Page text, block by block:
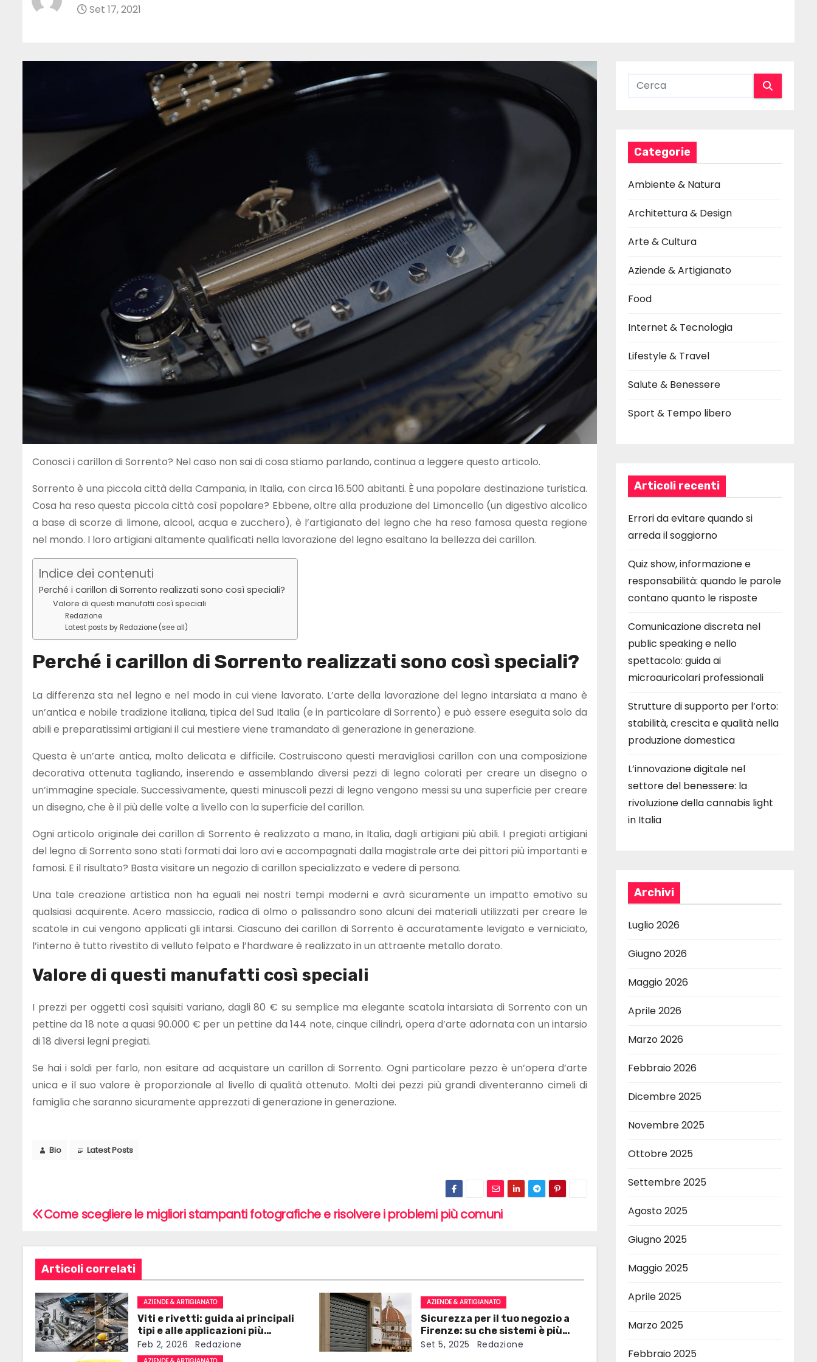
Set 17, 2021
Conosci i carillon di Sorrento? Nel caso non sai di cosa stiamo parlando, continua a leggere questo articolo.
Sorrento è una piccola città della Campania, in Italia, con circa 16.500 abitanti. È una popolare destinazione turistica.
Cosa ha reso questa piccola città così popolare? Ebbene, oltre alla produzione del Limoncello (un digestivo alcolico
a base di scorze di limone, alcool, acqua e zucchero), è l’artigianato del legno che ha reso famosa questa regione
nel mondo. I loro artigiani altamente qualificati nella lavorazione del legno esaltano la bellezza dei carillon.
Indice dei contenuti
Perché i carillon di Sorrento realizzati sono così speciali?
Valore di questi manufatti così speciali
Redazione
Latest posts by Redazione (see all)
Perché i carillon di Sorrento realizzati sono così speciali?
La differenza sta nel legno e nel modo in cui viene lavorato. L’arte della lavorazione del legno intarsiata a mano è
un’antica e nobile tradizione italiana, tipica del Sud Italia (e in particolare di Sorrento) e può essere eseguita solo da
abili e preparatissimi artigiani il cui mestiere viene tramandato di generazione in generazione.
Questa è un’arte antica, molto delicata e difficile. Costruiscono questi meravigliosi carillon con una composizione
decorativa ottenuta tagliando, inserendo e assemblando diversi pezzi di legno colorati per creare un disegno o
un’immagine speciale. Successivamente, questi minuscoli pezzi di legno vengono messi su una superficie per creare
un disegno, che è il più delle volte a livello con la superficie del carillon.
Ogni articolo originale dei carillon di Sorrento è realizzato a mano, in Italia, dagli artigiani più abili. I pregiati artigiani
del legno di Sorrento sono stati formati dai loro avi e accompagnati dalla magistrale arte dei pittori più importanti e
famosi. E il risultato? Basta visitare un negozio di carillon specializzato e vedere di persona.
Una tale creazione artistica non ha eguali nei nostri tempi moderni e avrà sicuramente un impatto emotivo su
qualsiasi acquirente. Acero massiccio, radica di olmo o palissandro sono alcuni dei materiali utilizzati per creare le
scatole in cui vengono applicati gli intarsi. Ciascuno dei carillon di Sorrento è accuratamente levigato e verniciato,
l’interno è tutto rivestito di velluto felpato e l’hardware è realizzato in un attraente metallo dorato.
Valore di questi manufatti così speciali
I prezzi per oggetti così squisiti variano, dagli 80 € su semplice ma elegante scatola intarsiata di Sorrento con un
pettine da 18 note a quasi 90.000 € per un pettine da 144 note, cinque cilindri, opera d’arte adornata con un intarsio
di 18 diversi legni pregiati.
Se hai i soldi per farlo, non esitare ad acquistare un carillon di Sorrento. Ogni particolare pezzo è un’opera d’arte
unica e il suo valore è proporzionale al livello di qualità ottenuto. Molti dei pezzi più grandi diventeranno cimeli di
famiglia che saranno sicuramente apprezzati di generazione in generazione.
Bio Latest Posts
N
v
i
g
a
Come scegliere le migliori stampanti fotografiche e risolvere i problemi più comuni
Articoli correlati
AZIENDE & ARTIGIANATO
Viti e rivetti: guida ai principali
tipi e alle applicazioni più
comuni
Feb 2, 2026 Redazione
AZIENDE & ARTIGIANATO
Sicurezza per il tuo negozio a
Firenze: su che sistemi è più
consigliabile investire
Set 5, 2025 Redazione
Categorie
Ambiente & Natura
Architettura & Design
Arte & Cultura
Aziende & Artigianato
Food
Internet & Tecnologia
Lifestyle & Travel
Salute & Benessere
Sport & Tempo libero
Articoli recenti
Errori da evitare quando si
arreda il soggiorno
Quiz show, informazione e
responsabilità: quando le parole
contano quanto le risposte
Comunicazione discreta nel
public speaking e nello
spettacolo: guida ai
microauricolari professionali
Strutture di supporto per l’orto:
stabilità, crescita e qualità nella
produzione domestica
L’innovazione digitale nel
settore del benessere: la
rivoluzione della cannabis light
in Italia
Archivi
Luglio 2026
Giugno 2026
Maggio 2026
Aprile 2026
Marzo 2026
Febbraio 2026
Dicembre 2025
Novembre 2025
Ottobre 2025
Settembre 2025
Agosto 2025
Giugno 2025
Maggio 2025
Aprile 2025
Marzo 2025
Febbraio 2025